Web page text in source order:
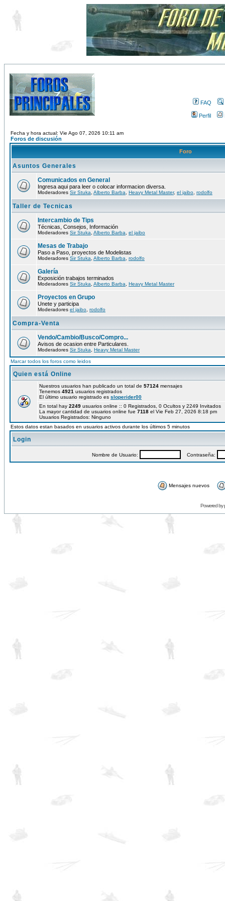
FAQ
Perfil
Fecha y hora actual: Vie Ago 07, 2026 10:11 am
Foros de discusión
Foro
Asuntos Generales
Comunicados en General
Ingresa aqui para leer o colocar informacion diversa.
Moderadores Sir Stuka Alberto Barba Heavy Metal Master, el jaibo rodolfo
Taller de Tecnicas
Intercambio de Tips
Técnicas, Consejos, Información
Moderadores Sir Stuka Alberto Barba el jaibo
Mesas de Trabajo
Paso a Paso, proyectos de Modelistas
Moderadores Sir Stuka Alberto Barba rodolfo
Galería
Exposición trabajos terminados
Moderadores Sir Stuka Alberto Barba Heavy Metal Master
Proyectos en Grupo
Unete y participa
Moderadores el jaibo rodolfo
Compra-Venta
Vendo/Cambio/Busco/Compro...
Avisos de ocasion entre Particulares.
Moderadores Sir Stuka Heavy Metal Master
Marcar todos los foros como leidos
Quien está Online
Nuestros usuarios han publicado un total de 57124 mensajes
Tenemos 4921 usuarios registrados
El último usuario registrado es sloperider00
En total hay 2249 usuarios online :: 0 Registrados, 0 Ocultos y 2249
La mayor cantidad de usuarios online fue 7118 el Vie Feb 27, 2026 8:18 pm
Usuarios Registrados: Ninguno
Estos datos estan basados en usuarios activos durante los últimos 5 minutos
Login
Nombre de Usuario: Contraseña:
Mensajes nuevos
Powered by